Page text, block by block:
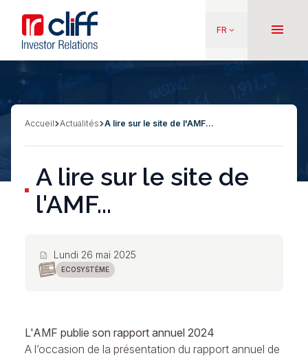
contenu
principal
Aller directement au contenu
FR keyboard_arrow_down menu
Fil
d'Ariane
Accueil Actualités A lire sur le site de l'AMF...
A lire sur le site de
l'AMF...
description Lundi 26 mai 2025
ECOSYSTÈME
L'AMF publie son rapport annuel 2024
A l’occasion de la présentation du rapport annuel de